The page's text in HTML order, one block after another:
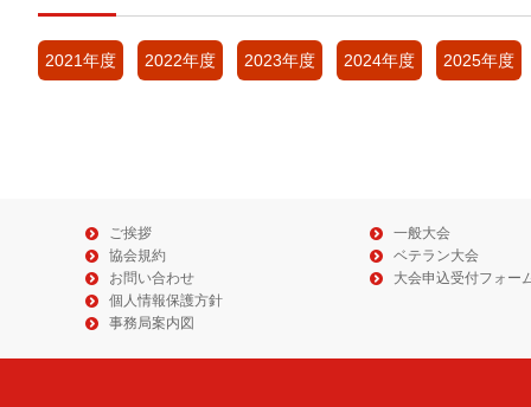
2021年度 2022年度 2023年度 2024年度 2025年度
ご挨拶
協会規約
お問い合わせ
個人情報保護方針
事務局案内図
一般大会
ベテラン大会
大会申込受付フォー